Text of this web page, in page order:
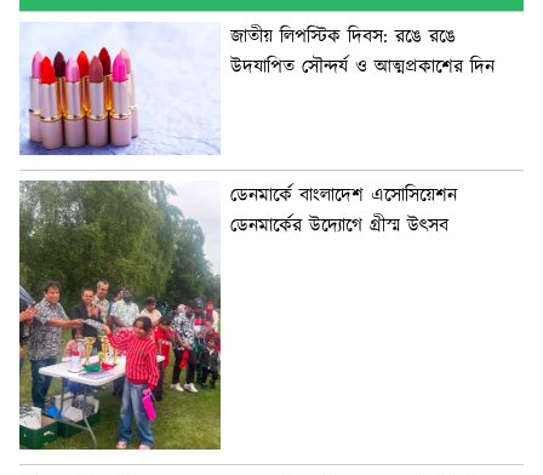
জাতীয় লিপস্টিক দিবস: রঙে রঙে
উদযাপিত সৌন্দর্য ও আত্মপ্রকাশের দিন
ডেনমার্কে বাংলাদেশ এসোসিয়েশন
ডেনমার্কের উদ্যোগে গ্রীস্ম উৎসব